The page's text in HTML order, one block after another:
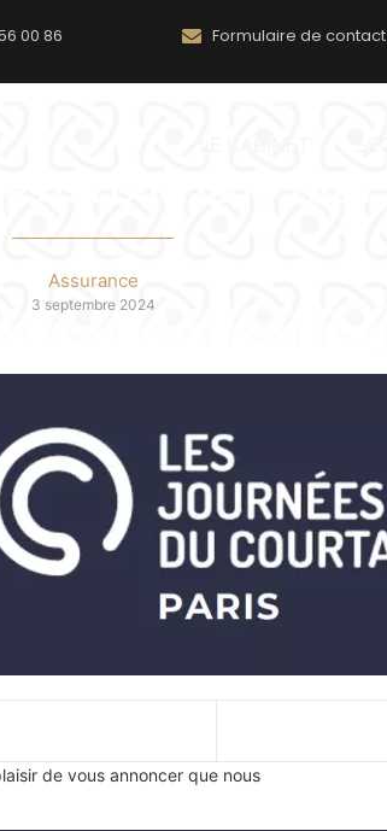
00 86 Formulaire de contact
Assurance
3 septembre 2024
de vous annoncer que nous